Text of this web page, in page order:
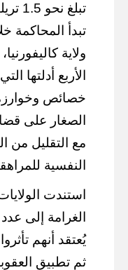
تبدأ
ولاية
الأربع أدلتها
خصائص
الصغار على
مع التقليل من
النفسية
استندت
الغرامة إلى
يُعتقد أنهم
ثم تطبيق